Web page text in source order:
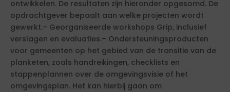
ontwikkelen. De resultaten zijn hieronder opgesomd. De
opdrachtgever bepaalt aan welke projecten wordt
gewerkt.– Georganiseerde workshops Grip, inclusief
verslagen en evaluaties.– Ondersteuningsproducten
voor gemeenten op het gebied van de transitie van de
planketen, zoals handreikingen, checklists en
stappenplannen over de omgevingsvisie of het
omgevingsplan. Het kan hierbij gaan om